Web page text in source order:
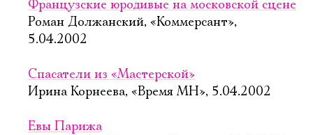
Французские юродивые на московской сцене
Роман Должанский, «Коммерсант»,
5.04.2002
Спасатели из «Мастерской»
Ирина Корнеева, «Время МН», 5.04.2002
Евы Парижа